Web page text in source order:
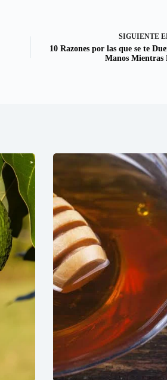
SIGUIENTE
10 Razones por las que se te
Manos Mientras